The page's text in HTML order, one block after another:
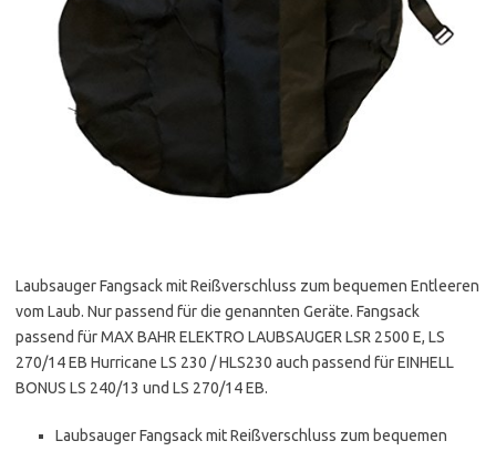
Laubsauger Fangsack mit Reißverschluss zum bequemen Entleeren
vom Laub. Nur passend für die genannten Geräte. Fangsack
passend für MAX BAHR ELEKTRO LAUBSAUGER LSR 2500 E, LS
270/14 EB Hurricane LS 230 / HLS230 auch passend für EINHELL
BONUS LS 240/13 und LS 270/14 EB.
Laubsauger Fangsack mit Reißverschluss zum bequemen